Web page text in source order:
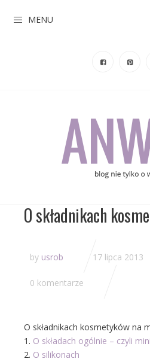
MENU
O składnikach
by usrob 17 lipca 2013
0 komentarze
O składnikach kosmetyków na
O składach ogólnie – czyli
O silikonach